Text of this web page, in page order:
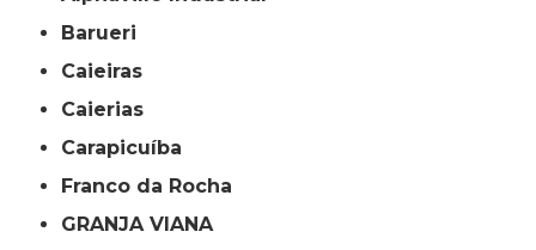
Barueri
Caieiras
Caierias
Carapicuíba
Franco da Rocha
GRANJA VIANA